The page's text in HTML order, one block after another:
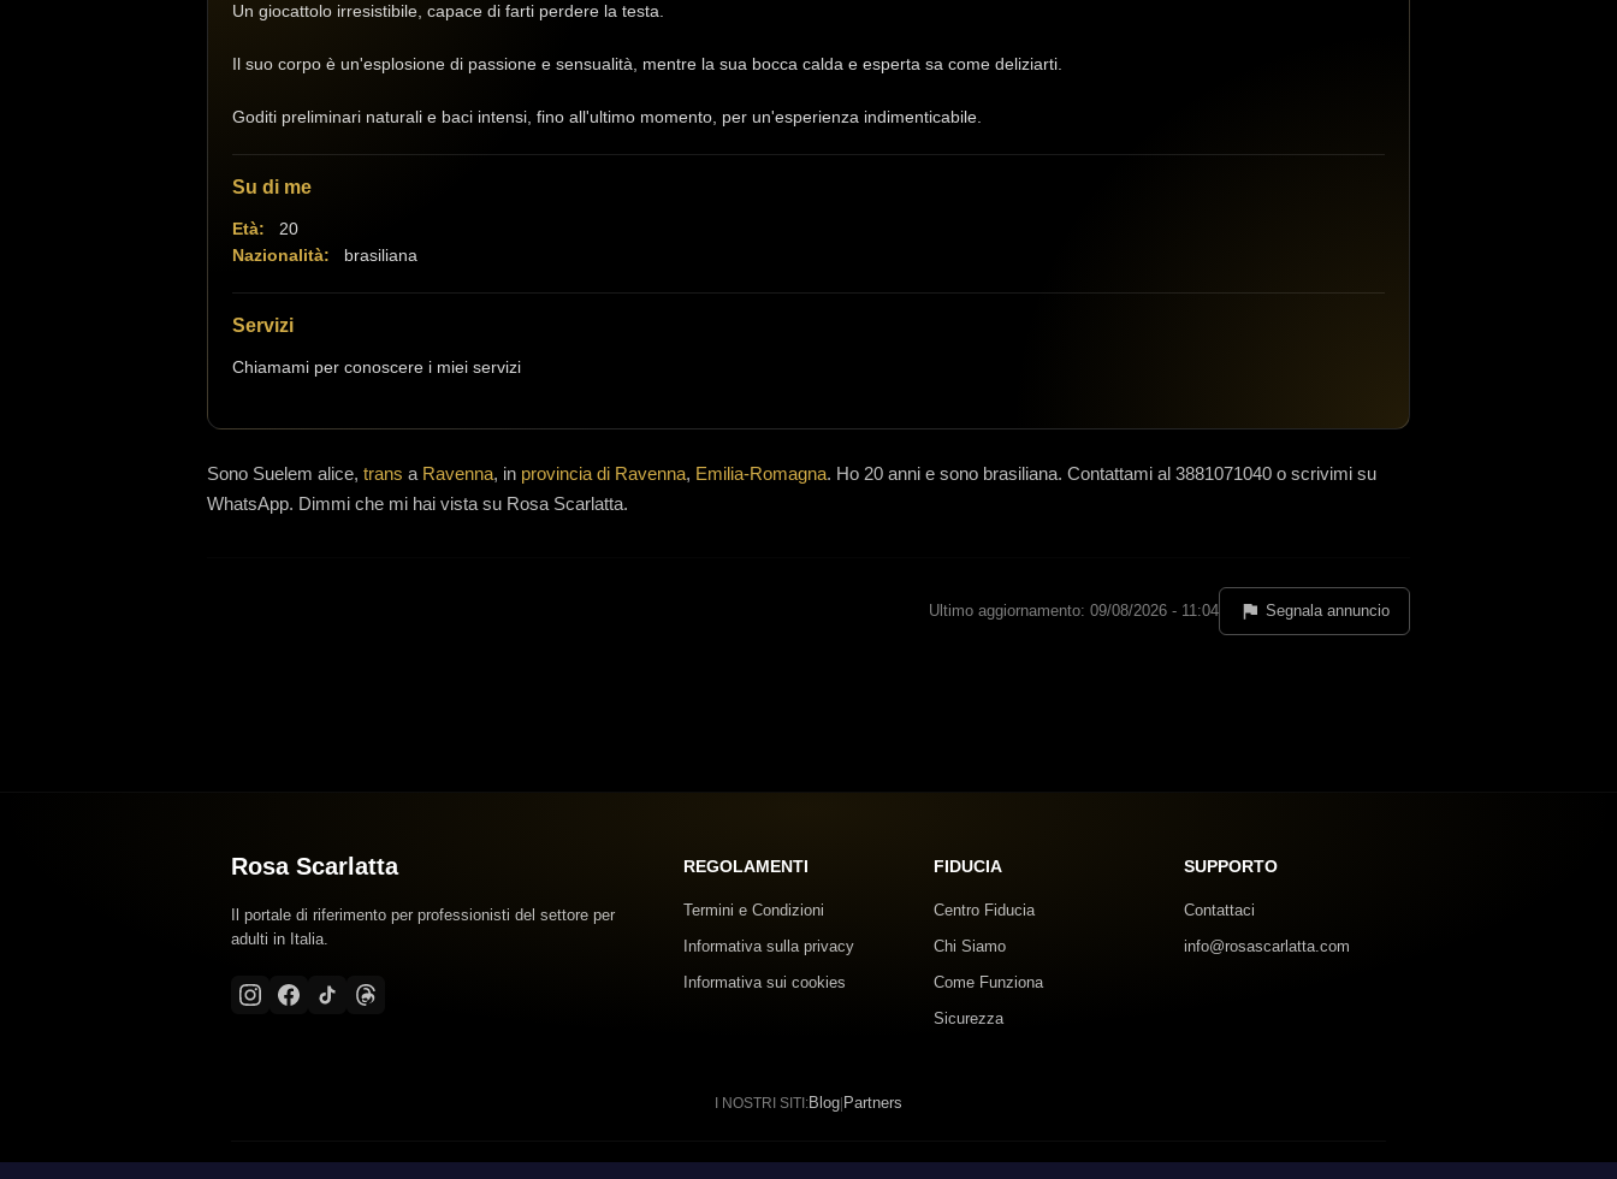
Un giocattolo irresistibile, capace di farti perdere la testa.
Il suo corpo è un'esplosione di passione e sensualità, mentre la sua bocca calda e esperta sa come deliziarti.
Goditi preliminari naturali e baci intensi, fino all'ultimo momento, per un'esperienza indimenticabile.
Su di me
Età:
20
Nazionalità:
brasiliana
Servizi
Chiamami per conoscere i miei servizi
Sono Suelem alice, trans a Ravenna, in provincia di Ravenna, Emilia-Romagna. Ho 20 anni e sono brasiliana. Contattami al 3881071040 o scrivimi su
WhatsApp. Dimmi che mi hai vista su Rosa Scarlatta.
Ultimo aggiornamento: 09/08/2026 - 11:04 Segnala annuncio
Rosa Scarlatta
Il portale di riferimento per professionisti del settore per
adulti in Italia.
REGOLAMENTI
Termini e Condizioni
Informativa sulla privacy
Informativa sui cookies
FIDUCIA
Centro Fiducia
Chi Siamo
Come Funziona
Sicurezza
SUPPORTO
Contattaci
info@rosascarlatta.com
I NOSTRI SITI:Blog Partners